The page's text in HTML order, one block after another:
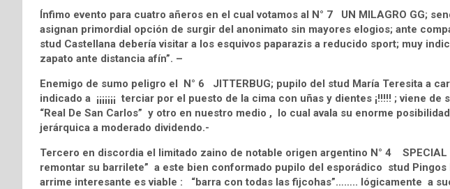
Ínfimo evento para cuatro añeros en el cual votamos al N° 7 UN MILAGRO GG;
asignan primordial opción de surgir del anonimato sin mayores elogios; ante
stud Castellana debería visitar a los esquivos paparazis a reducido sport; muy
zapato ante distancia afín”. –
Enemigo de sumo peligro el N° 6 JITTERBUG; pupilo del stud María Teresita a
indicado a ¡¡¡¡¡¡¡ terciar por el puesto de la cima con uñas y dientes ¡!!!!! ; viene de
“Real De San Carlos” y otro en nuestro medio , lo cual avala su enorme
jerárquica a moderado dividendo.-
Tercero en discordia el limitado zaino de notable origen argentino N° 4 SPECIAL
remontar su barrilete” a este bien conformado pupilo del esporádico stud Pingos
arrime interesante es viable : “barra con todas las fijcohas”…….. lógicamente a